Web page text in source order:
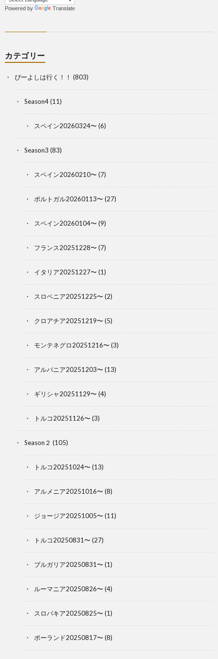
Powered by Translate
カテゴリー
ぴーよしは行く！！ (803)
Season4(11)
スペイン20260324〜 (6)
Season3 (83)
スペイン20260210〜 (7)
ポルトガル20260113〜 (27)
スペイン20260104〜 (9)
フランス20251228〜 (7)
イタリア20251227〜 (1)
スロベニア20251225〜 (2)
クロアチア20251219〜 (5)
モンテネグロ20251216〜 (3)
アルバニア20251203〜 (13)
ギリシャ20251129〜 (4)
トルコ20251126〜 (3)
Season２ (105)
トルコ20251024〜 (13)
アルメニア20251016〜 (8)
ジョージア20251005〜 (11)
トルコ20250831〜 (27)
ブルガリア20250831〜 (1)
ルーマニア20250826〜 (4)
スロバキア20250825〜 (1)
ポーランド20250817〜 (8)